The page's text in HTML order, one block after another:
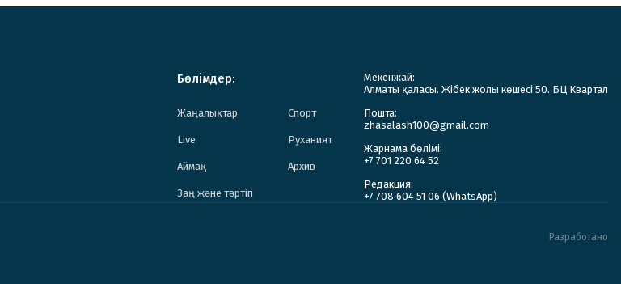
Бөлімдер:
Жаңалықтар Спорт
Live Руханият
Аймақ Архив
Заң және тәртіп
Мекенжай:
Алматы қаласы. Жібек жолы көшесі 50. БЦ Квартал
Пошта:
zhasalash100@gmail.com
Жарнама бөлімі:
+7 701 220 64 52
Редакция:
+7 708 604 51 06 (WhatsApp)
Разработано